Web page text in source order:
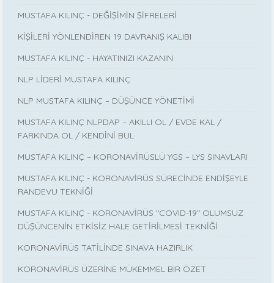
MUSTAFA KILINÇ - DEĞİŞİMİN ŞİFRELERİ
KİŞİLERİ YÖNLENDİREN 19 DAVRANIŞ KALIBI
MUSTAFA KILINÇ - HAYATINIZI KAZANIN
NLP LİDERİ MUSTAFA KILINÇ
NLP MUSTAFA KILINÇ – DÜŞÜNCE YÖNETİMİ
MUSTAFA KILINÇ NLPDAP – AKILLI OL / EVDE KAL /
FARKINDA OL / KENDİNİ BUL
MUSTAFA KILINÇ – KORONAVİRÜSLÜ YGS – LYS SINAVLARI
MUSTAFA KILINÇ - KORONAVİRÜS SÜRECİNDE ENDİŞEYLE
RANDEVU TEKNİĞİ
MUSTAFA KILINÇ - KORONAVİRÜS "COVID-19" OLUMSUZ
DÜŞÜNCENİN ETKİSİZ HALE GETİRİLMESİ TEKNİĞİ
KORONAVİRÜS TATİLİNDE SINAVA HAZIRLIK
KORONAVİRÜS ÜZERİNE MÜKEMMEL BIR ÖZET